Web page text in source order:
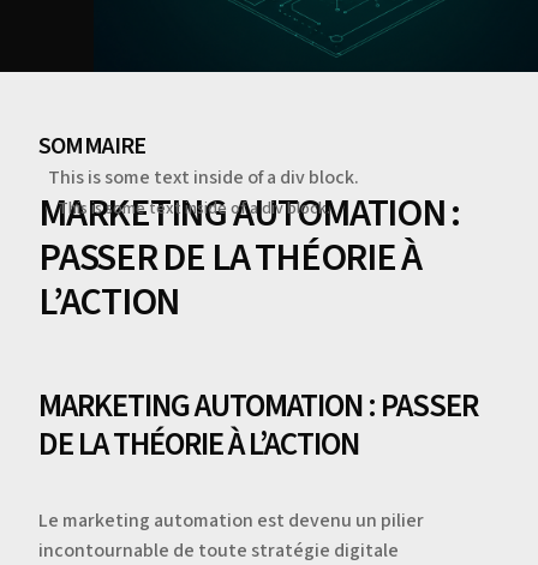
SOMMAIRE
This is some text inside of a div block.
This is some text inside of a div block.
MARKETING AUTOMATION :
PASSER DE LA THÉORIE À
L’ACTION
MARKETING AUTOMATION : PASSER
DE LA THÉORIE À L’ACTION
Le marketing automation est devenu un pilier
incontournable de toute stratégie digitale